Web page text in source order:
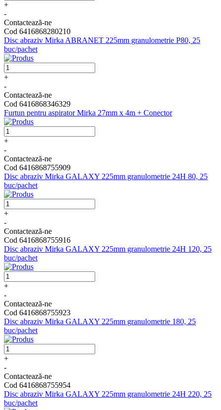
+
-
Contactează-ne
Cod 6416868280210
Disc abraziv Mirka ABRANET 225mm granulometrie P80, 25
buc/pachet
+
-
Contactează-ne
Cod 6416868346329
Furtun pentru aspirator Mirka 27mm x 4m + Conector
+
-
Contactează-ne
Cod 6416868755909
Disc abraziv Mirka GALAXY 225mm granulometrie 24H 80, 25
buc/pachet
+
-
Contactează-ne
Cod 6416868755916
Disc abraziv Mirka GALAXY 225mm granulometrie 24H 120, 25
buc/pachet
+
-
Contactează-ne
Cod 6416868755923
Disc abraziv Mirka GALAXY 225mm granulometrie 180, 25
buc/pachet
+
-
Contactează-ne
Cod 6416868755954
Disc abraziv Mirka GALAXY 225mm granulometrie 24H 220, 25
buc/pachet